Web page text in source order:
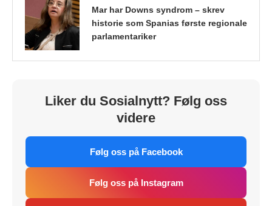
Mar har Downs syndrom – skrev
historie som Spanias første regionale
parlamentariker
Liker du Sosialnytt? Følg oss
videre
Følg oss på Facebook
Følg oss på Instagram